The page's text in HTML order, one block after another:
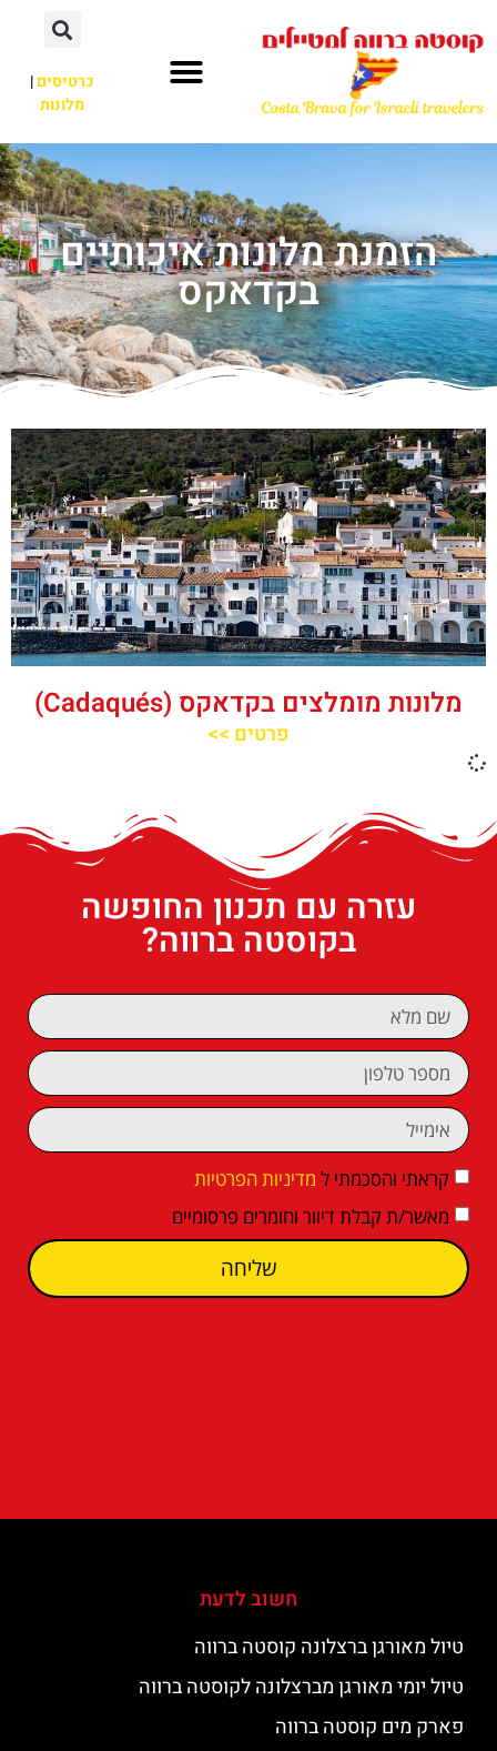
כרטיסים|
מלונות
הזמנת מלונות איכותיים
בקדאקס
מלונות מומלצים בקדאקס (Cadaqués)
פרטים >>
עזרה עם תכנון החופשה
בקוסטה ברווה?
קראתי והסכמתי ל מדיניות הפרטיות
מאשר/ת קבלת דיוור וחומרים פרסומיים
שליחה
חשוב לדעת
טיול מאורגן ברצלונה קוסטה ברווה
טיול יומי מאורגן מברצלונה לקוסטה ברווה
פארק מים קוסטה ברווה